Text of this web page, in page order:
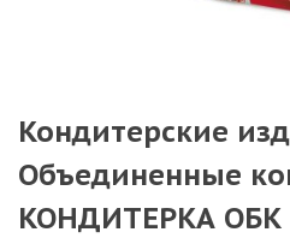
Кондитерские
Объединенные
КОНДИТЕРКА ОБК